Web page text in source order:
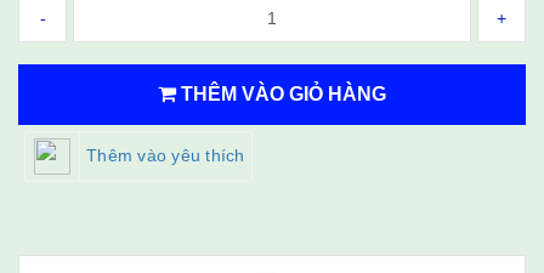
- +
THÊM VÀO GIỎ HÀNG
Thêm vào yêu thích